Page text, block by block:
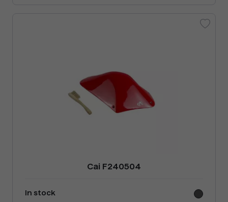
Cai F240504
In stock